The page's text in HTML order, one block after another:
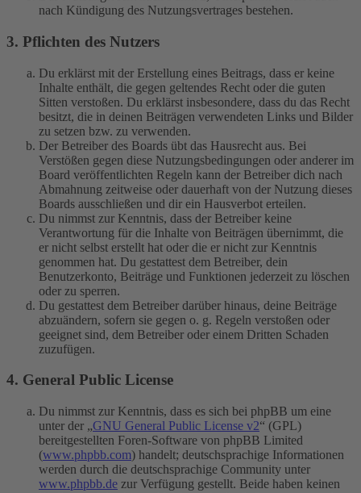
nach Kündigung des Nutzungsvertrages bestehen.
3. Pflichten des Nutzers
Du erklärst mit der Erstellung eines Beitrags, dass er keine
Inhalte enthält, die gegen geltendes Recht oder die guten
Sitten verstoßen. Du erklärst insbesondere, dass du das Recht
besitzt, die in deinen Beiträgen verwendeten Links und Bilder
zu setzen bzw. zu verwenden.
Der Betreiber des Boards übt das Hausrecht aus. Bei
Verstößen gegen diese Nutzungsbedingungen oder anderer im
Board veröffentlichten Regeln kann der Betreiber dich nach
Abmahnung zeitweise oder dauerhaft von der Nutzung dieses
Boards ausschließen und dir ein Hausverbot erteilen.
Du nimmst zur Kenntnis, dass der Betreiber keine
Verantwortung für die Inhalte von Beiträgen übernimmt, die
er nicht selbst erstellt hat oder die er nicht zur Kenntnis
genommen hat. Du gestattest dem Betreiber, dein
Benutzerkonto, Beiträge und Funktionen jederzeit zu löschen
oder zu sperren.
Du gestattest dem Betreiber darüber hinaus, deine Beiträge
abzuändern, sofern sie gegen o. g. Regeln verstoßen oder
geeignet sind, dem Betreiber oder einem Dritten Schaden
zuzufügen.
4. General Public License
Du nimmst zur Kenntnis, dass es sich bei phpBB um eine
unter der „GNU General Public License v2“ (GPL)
bereitgestellten Foren-Software von phpBB Limited
(www.phpbb.com) handelt; deutschsprachige Informationen
werden durch die deutschsprachige Community unter
www.phpbb.de zur Verfügung gestellt. Beide haben keinen